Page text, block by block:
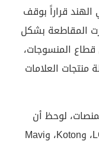
الهند قراراً بوقف
المقاطعة بشكل
قطاع المنسوجات،
منتجات العلامات
لوحظ أن
منتجات علامات مثل Trendy، وLC Waikiki، وKoton، وMavi